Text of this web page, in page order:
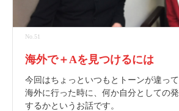
No.51
海外で＋αを見つけるには
今回はちょっといつもとトーンが違っ
海外に行った時に、何か自分としての
するかというお話です。